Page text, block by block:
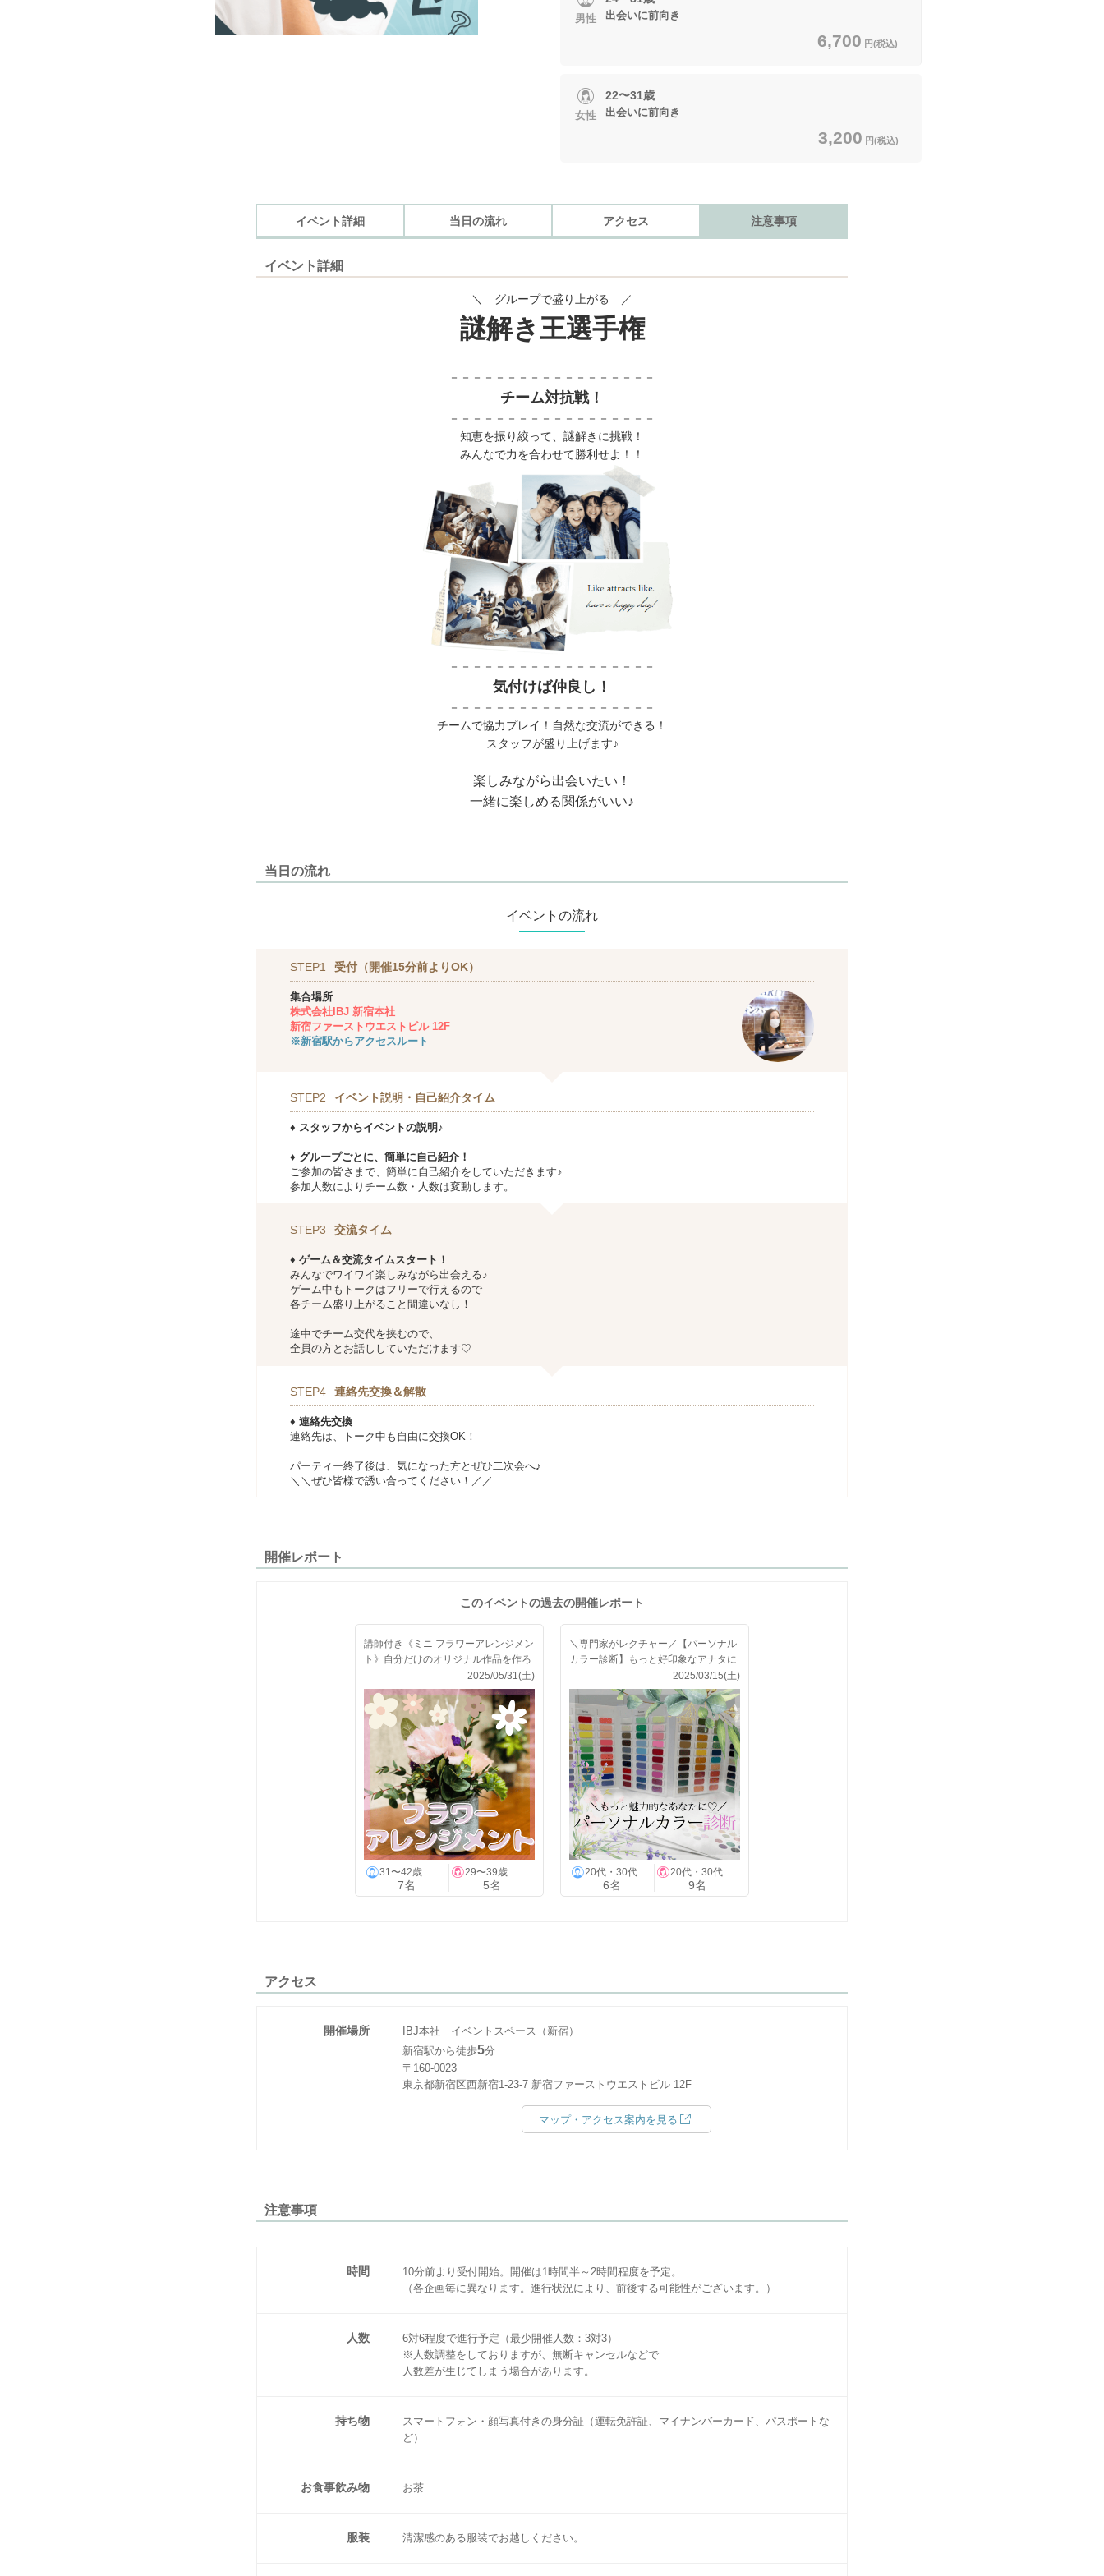
男性 出会いに前向き
6,700 円(税込)
女性
22〜31歳
出会いに前向き
3,200 円(税込)
イベント詳細 当日の流れ アクセス 注意事項
イベント詳細
＼ グループで盛り上がる ／
謎解き王選手権
－－－－－－－－－－－－－－－－－－
チーム対抗戦！
－－－－－－－－－－－－－－－－－－
知恵を振り絞って、謎解きに挑戦！
みんなで力を合わせて勝利せよ！！
－－－－－－－－－－－－－－－－－－
気付けば仲良し！
－－－－－－－－－－－－－－－－－－
チームで協力プレイ！自然な交流ができる！
スタッフが盛り上げます♪
楽しみながら出会いたい！
一緒に楽しめる関係がいい♪
当日の流れ
イベントの流れ
STEP1 受付（開催15分前よりOK）
集合場所
株式会社IBJ 新宿本社
新宿ファーストウエストビル 12F
※新宿駅からアクセスルート
STEP2 イベント説明・自己紹介タイム
♦ スタッフからイベントの説明♪
♦ グループごとに、簡単に自己紹介！
ご参加の皆さまで、簡単に自己紹介をしていただきます♪
参加人数によりチーム数・人数は変動します。
STEP3 交流タイム
♦ ゲーム＆交流タイムスタート！
みんなでワイワイ楽しみながら出会える♪
ゲーム中もトークはフリーで行えるので
各チーム盛り上がること間違いなし！
途中でチーム交代を挟むので、
全員の方とお話ししていただけます♡
STEP4 連絡先交換＆解散
♦ 連絡先交換
連絡先は、トーク中も自由に交換OK！
パーティー終了後は、気になった方とぜひ二次会へ♪
＼＼ぜひ皆様で誘い合ってください！／／
開催レポート
このイベントの過去の開催レポート
講師付き《ミニ フラワーアレンジメン
ト》自分だけのオリジナル作品を作ろ
2025/05/31(土)
31〜42歳
7名
29〜39歳
5名
＼専門家がレクチャー／【パーソナル
カラー診断】もっと好印象なアナタに
2025/03/15(土)
20代・30代
6名
20代・30代
9名
アクセス
開催場所
IBJ本社 イベントスペース（新宿）
新宿駅から徒歩5分
〒160-0023
東京都新宿区西新宿1-23-7 新宿ファーストウエストビル 12F
マップ・アクセス案内を見る
注意事項
時間
10分前より受付開始。開催は1時間半～2時間程度を予定。
（各企画毎に異なります。進行状況により、前後する可能性がございます。）
人数
6対6程度で進行予定（最少開催人数：3対3）
※人数調整をしておりますが、無断キャンセルなどで
人数差が生じてしまう場合があります。
持ち物
スマートフォン・顔写真付きの身分証（運転免許証、マイナンバーカード、パスポートな
ど）
お食事飲み物 お茶
服装 清潔感のある服装でお越しください。